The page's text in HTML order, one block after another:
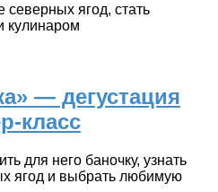
северных ягод, стать
кулинаром
— дегустация
класс
для него баночку, узнать
ягод и выбрать любимую